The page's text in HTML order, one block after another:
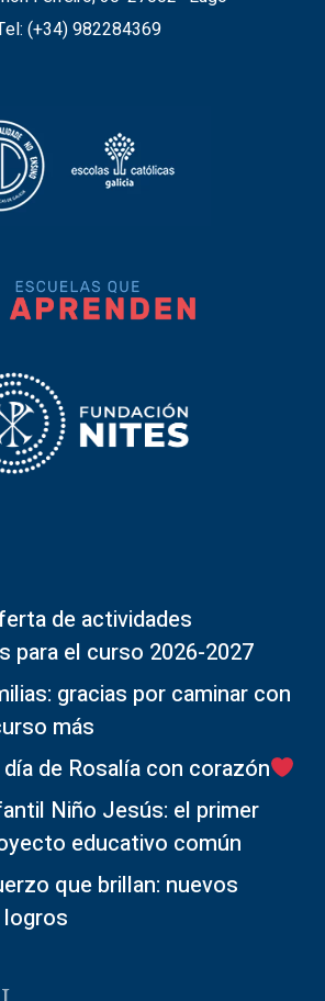
(+34)982284369
de actividades
para el curso 2026-2027
gracias por caminar con
más
de Rosalía con corazón
Niño Jesús: el primer
educativo común
que brillan: nuevos